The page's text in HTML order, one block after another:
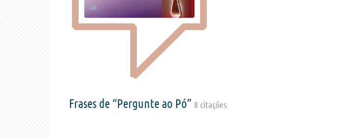
Frases de “Pergunte ao Pó” 8 citações